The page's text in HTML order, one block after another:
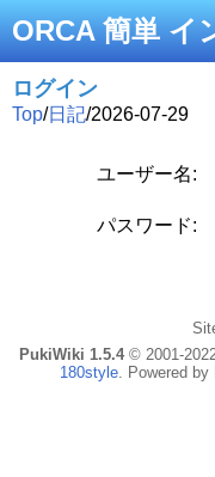
ORCA 簡単 イ
ログイン
Top/日記/2026-07-29
ユーザー名:
パスワード:
PukiWiki 1.5.4© 2001-
180style. Powered